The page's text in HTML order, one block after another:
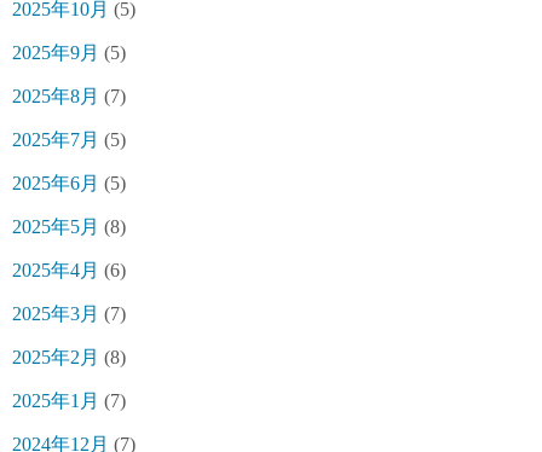
2025年10月 (5)
2025年9月 (5)
2025年8月 (7)
2025年7月 (5)
2025年6月 (5)
2025年5月 (8)
2025年4月 (6)
2025年3月 (7)
2025年2月 (8)
2025年1月 (7)
2024年12月 (7)